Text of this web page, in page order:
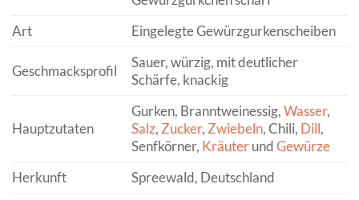
Art
Eingelegte Gewürzgurkenscheiben
Geschmacksprofil
Sauer, würzig, mit deutlicher
Schärfe, knackig
Hauptzutaten
Gurken, Branntweinessig,Wasser,
Salz,Zucker,Zwiebeln, Chili, Dill,
Senfkörner, KräuterundGewürze
Herkunft
Spreewald, Deutschland